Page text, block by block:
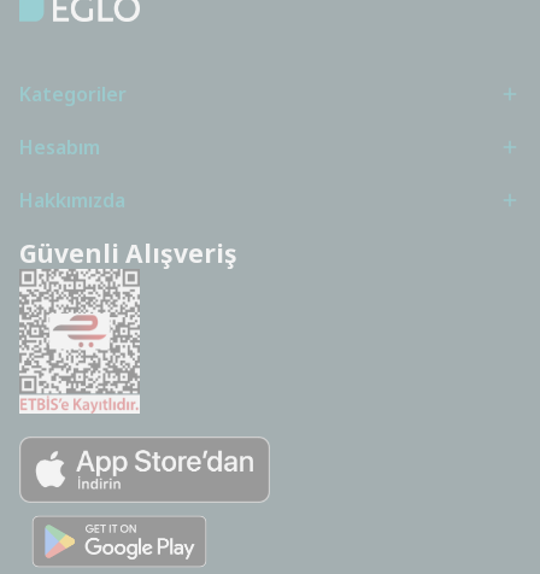
Kategoriler
Hesabım
Hakkımızda
Güvenli Alışveriş